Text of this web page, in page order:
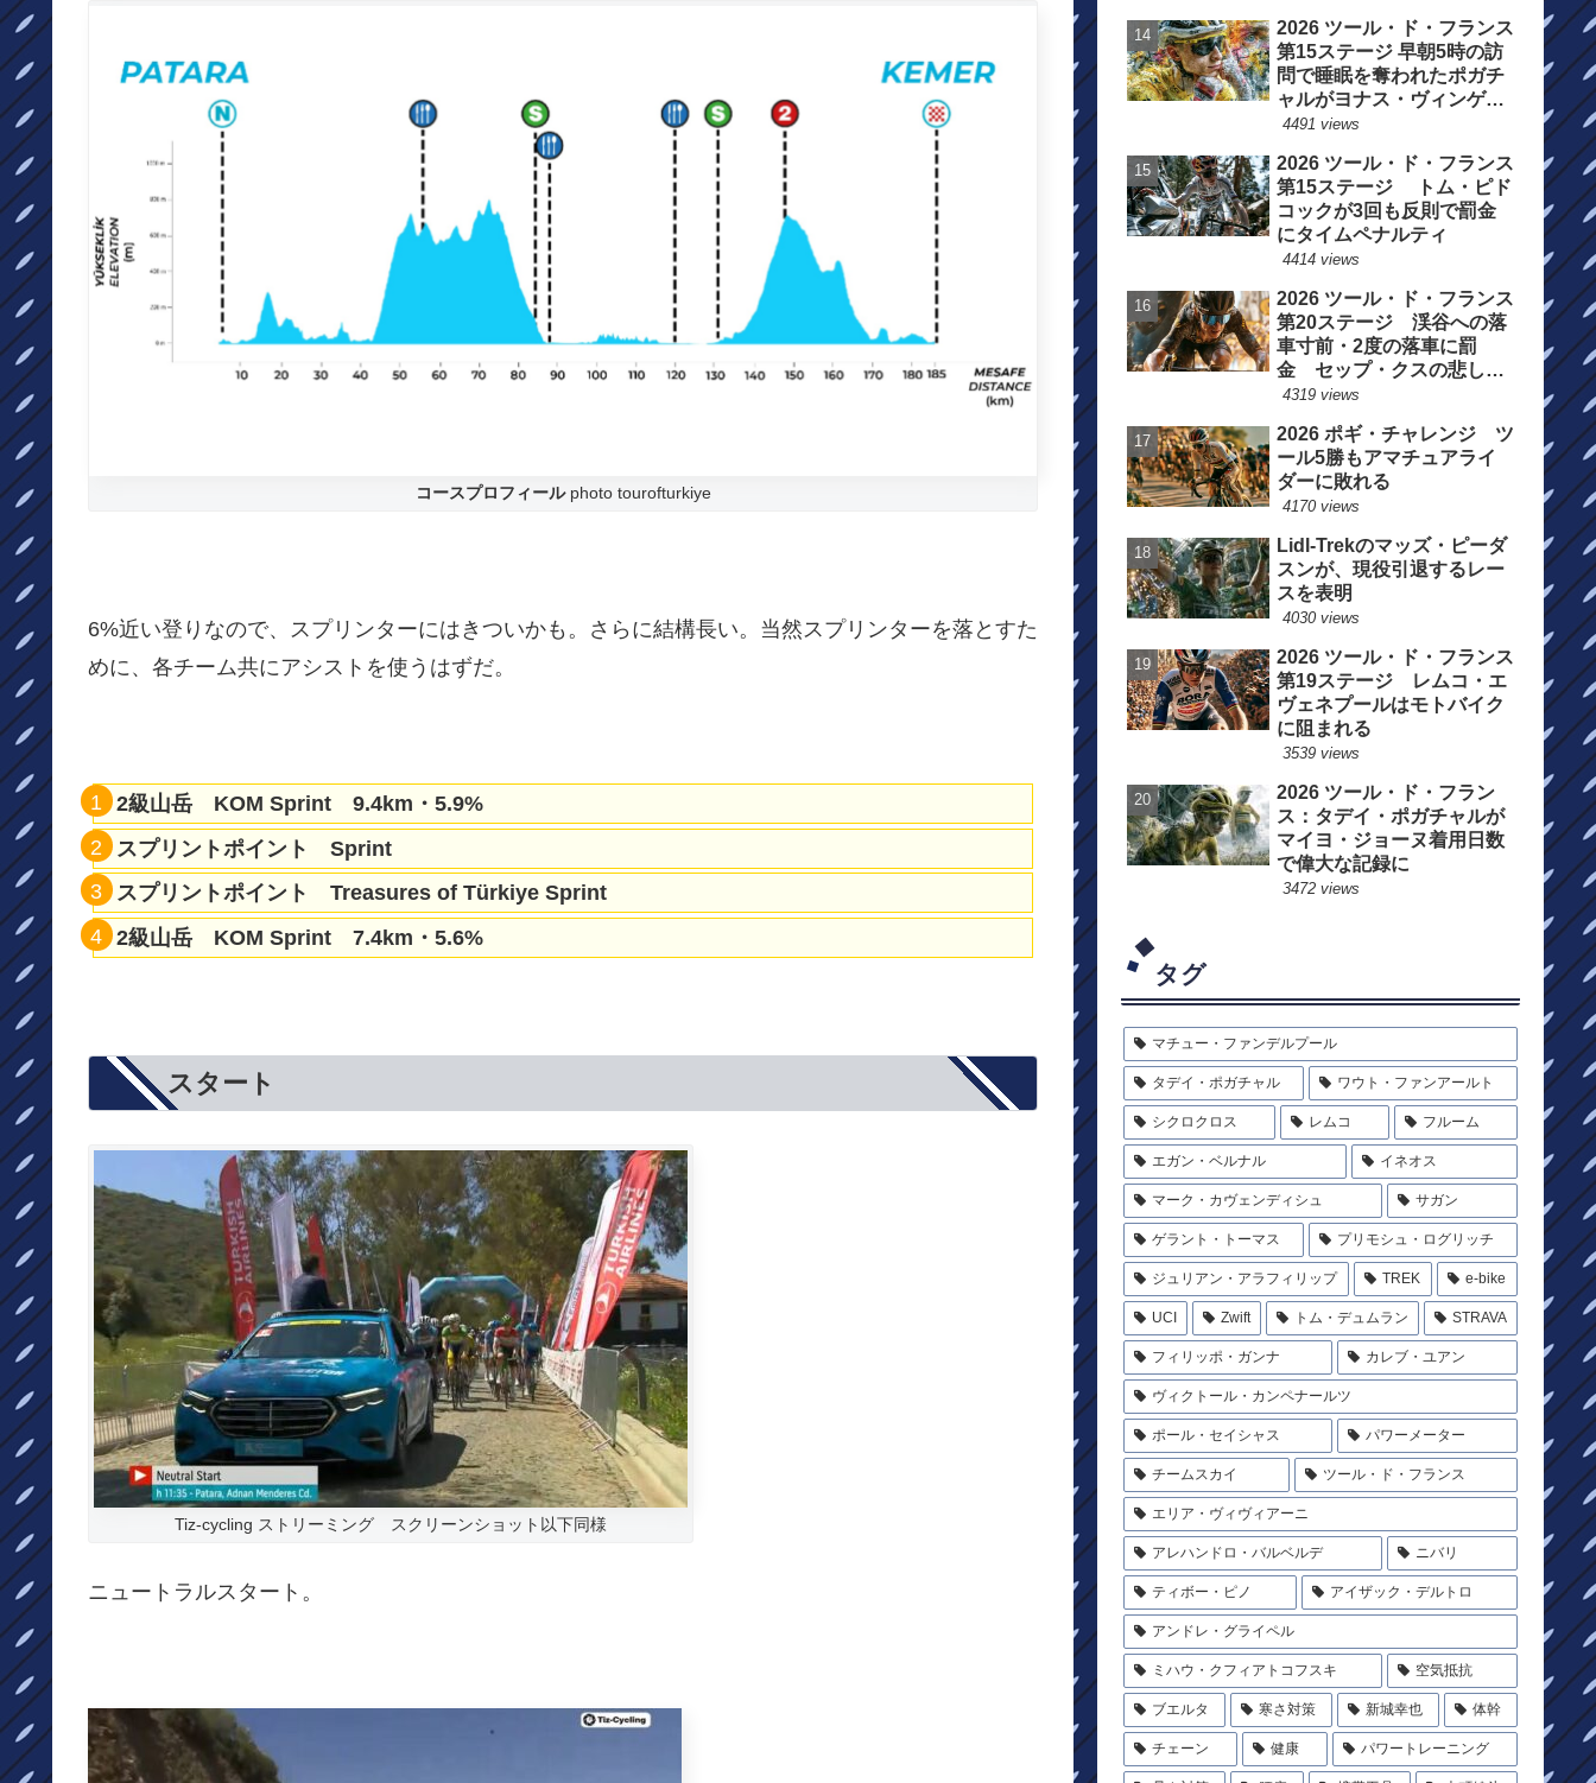
コースプロフィールphoto tourofturkiye
6%近い登りなので、スプリンターにはきついかも。さらに結構長い。当然スプリンターを落とすた
めに、各チーム共にアシストを使うはずだ。
2級山岳 KOM Sprint 9.4km・5.9%
スプリントポイント Sprint
スプリントポイント Treasures of Türkiye Sprint
2級山岳 KOM Sprint 7.4km・5.6%
スタート
Tiz-cycling ストリーミング スクリーンショット以下同様
ニュートラルスタート。
2026 ツール・ド・フランス
第15ステージ 早朝5時の訪
問で睡眠を奪われたポガチ
ャルがヨナス・ヴィンゲゴ
ーの離脱を惜しむ
4491 views
2026 ツール・ド・フランス
第15ステージ トム・ピド
コックが3回も反則で罰金
にタイムペナルティ
4414 views
2026 ツール・ド・フランス
第20ステージ 渓谷への落
車寸前・2度の落車に罰
金 セップ・クスの悲しい
一日
4319 views
2026 ポギ・チャレンジ ツ
ール5勝もアマチュアライ
ダーに敗れる
4170 views
Lidl-Trekのマッズ・ピーダ
スンが、現役引退するレー
スを表明
4030 views
2026 ツール・ド・フランス
第19ステージ レムコ・エ
ヴェネプールはモトバイク
に阻まれる
3539 views
2026 ツール・ド・フラン
ス：タデイ・ポガチャルが
マイヨ・ジョーヌ着用日数
で偉大な記録に
3472 views
タグ
マチュー・ファンデルプール
タデイ・ポガチャル ワウト・ファンアールト
シクロクロス レムコ フルーム
エガン・ベルナル イネオス
マーク・カヴェンディシュ サガン
ゲラント・トーマス プリモシュ・ログリッチ
ジュリアン・アラフィリップ TREK e-bike
UCI Zwift トム・デュムラン STRAVA
フィリッポ・ガンナ カレブ・ユアン
ヴィクトール・カンペナールツ
ポール・セイシャス パワーメーター
チームスカイ ツール・ド・フランス
エリア・ヴィヴィアーニ
アレハンドロ・バルベルデ ニバリ
ティボー・ピノ アイザック・デルトロ
アンドレ・グライペル
ミハウ・クフィアトコフスキ 空気抵抗
ブエルタ 寒さ対策 新城幸也 体幹
チェーン 健康 パワートレーニング